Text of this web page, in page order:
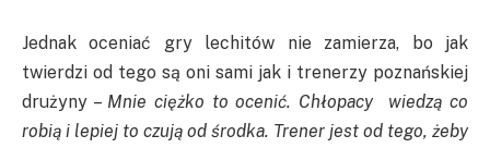
Jednak oceniać gry lechitów nie zamierza, bo jak
twierdzi od tego są oni sami jak i trenerzy poznańskiej
drużyny – Mnie ciężko to ocenić. Chłopacy wiedzą co
robią i lepiej to czują od środka. Trener jest od tego, żeby